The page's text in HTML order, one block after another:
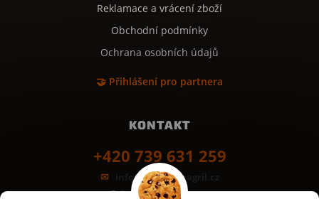
Reklamace a vrácení zboží
Obchodní podmínky
Ochrana osobních údajů
🤝 Přihlášení pro partnera
KONTAKT
+420 739 631 259
info@kamenynagril.cz
Grilovací desky z kamene